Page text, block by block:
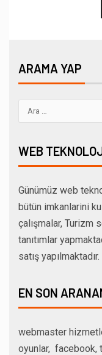
ARAMA YAP
WEB
Günümüz web
bütün imkanlarini
çalışmalar, Turizm
tanıtımlar
satış
EN SON
webmaster
oyunlar, facebook,